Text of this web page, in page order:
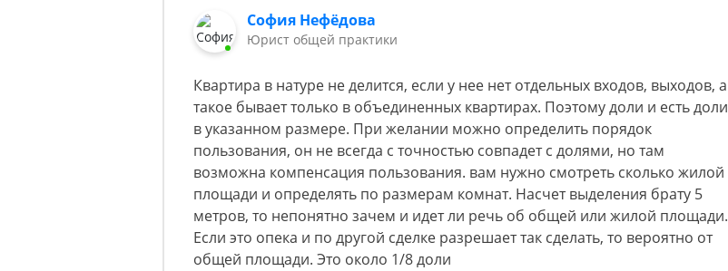
София Нефёдова
Юрист общей практики
Квартира в натуре не делится, если у нее нет отдельных входов, выходов, а
такое бывает только в объединенных квартирах. Поэтому доли и есть доли
в указанном размере. При желании можно определить порядок
пользования, он не всегда с точностью совпадет с долями, но там
возможна компенсация пользования. вам нужно смотреть сколько жилой
площади и определять по размерам комнат. Насчет выделения брату 5
метров, то непонятно зачем и идет ли речь об общей или жилой площади.
Если это опека и по другой сделке разрешает так сделать, то вероятно от
общей площади. Это около 1/8 доли